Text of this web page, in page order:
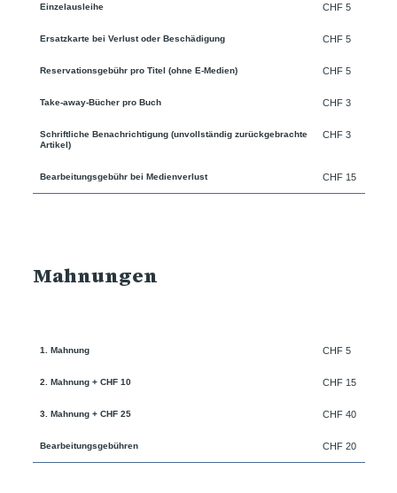
Einzelausleihe CHF 5
Ersatzkarte bei Verlust oder Beschädigung CHF 5
Reservationsgebühr pro Titel (ohne E-Medien) CHF 5
Take-away-Bücher pro Buch CHF 3
Schriftliche Benachrichtigung (unvollständig zurückgebrachte
Artikel)
CHF 3
Bearbeitungsgebühr bei Medienverlust CHF 15
Mahnungen
1. Mahnung CHF 5
2. Mahnung + CHF 10 CHF 15
3. Mahnung + CHF 25 CHF 40
Bearbeitungsgebühren CHF 20